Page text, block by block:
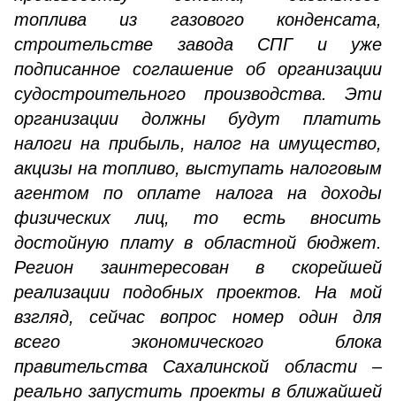
топлива из газового конденсата,
строительстве завода СПГ и уже
подписанное соглашение об организации
судостроительного производства. Эти
организации должны будут платить
налоги на прибыль, налог на имущество,
акцизы на топливо, выступать налоговым
агентом по оплате налога на доходы
физических лиц, то есть вносить
достойную плату в областной бюджет.
Регион заинтересован в скорейшей
реализации подобных проектов. На мой
взгляд, сейчас вопрос номер один для
всего экономического блока
правительства Сахалинской области –
реально запустить проекты в ближайшей